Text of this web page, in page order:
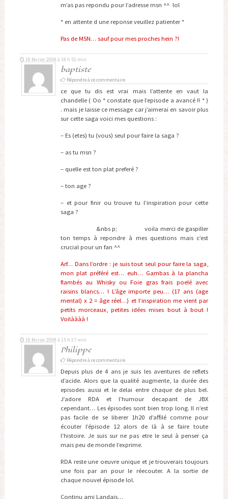
m’as pas repondu pour l’adresse msn ^^ lol
* en attente d une reponse veuillez patienter *
Pas de MSN… sauf pour mes proches hein ?!
baptiste
18 février 2008 à 18 h 52 min
Répondre à ce commentaire
ce que tu dis est vrai mais l’attente en vaut la
chandelle ( Oo * constate que l’episode a avancé !! * )
. mais je laisse ce message car j’aimerai en savoir plus
sur cette saga voici mes questions :
– Es (etes) tu (vous) seul pour faire la saga ?
– as tu msn ?
– quelle est ton plat preferé ?
– ton age ?
– et pour finir ou trouve tu l’inspiration pour cette
saga ?
&nbs p; voila merci de gaspiller
ton temps à repondre à mes questions mais c’est
crucial pour un fan ^^
Arf… Dans l’ordre : je suis tout seul pour faire la saga,
mon plat préféré est… euh… Gambas à la plancha
flambés au Whisky ou Foie gras frais poelé avec
raisins blancs… ! L’âge importe peu… (17 ans (age
mental) x 2 = âge réel…) et l’inspiration me vient par
petits morceaux, petites idées mises bout à bout !
Voilàààà !
Philippe
18 février 2008 à 15 h 27 min
Répondre à ce commentaire
Depuis plus de 4 ans je suis les aventures de reflets
d’acide. Alors que la qualité augmente, la durée des
episodes aussi et le delai entre chaque de plus bel.
J’adore RDA et l’humour decapant de JBX
cependant… Les épisodes sont bien trop long. Il n’est
pas facile de se liberer 1h20 d’affilé comme pour
écouter l’épisode 12 alors de là à se faire toute
l’histoire. Je suis sur ne pas etre le seul à penser ça
mais peu de monde l’exprime.
RDA reste une oeuvre unique et je trouverais toujours
une fois par an pour le réecouter. A la sortie de
chaque nouvel épisode lol.
Continu ami Landais…